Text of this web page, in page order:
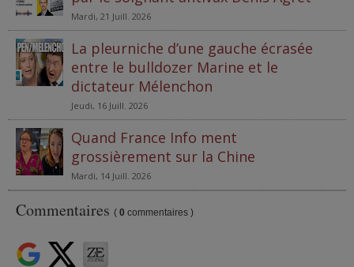
Mardi, 21 Juill. 2026
La pleurniche d’une gauche écrasée
entre le bulldozer Marine et le
dictateur Mélenchon
Jeudi, 16 Juill. 2026
Quand France Info ment
grossièrement sur la Chine
Mardi, 14 Juill. 2026
Commentaires ( 0 commentaires )